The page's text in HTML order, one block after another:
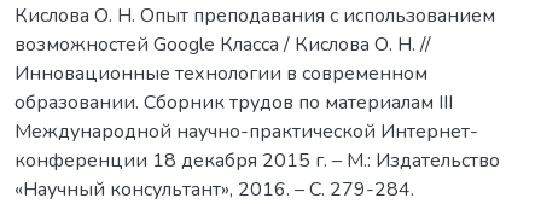
Кислова О. Н. Опыт преподавания с использованием
возможностей Google Класса / Кислова О. Н. //
Инновационные технологии в современном
образовании. Сборник трудов по материалам III
Международной научно-практической Интернет-
конференции 18 декабря 2015 г. – М.: Издательство
«Научный консультант», 2016. – С. 279-284.